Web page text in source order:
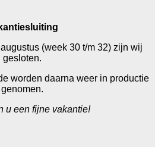
(week 30 t/m 32) zijn wij
gesloten.
worden daarna weer in productie
genomen.
u een fijne vakantie!